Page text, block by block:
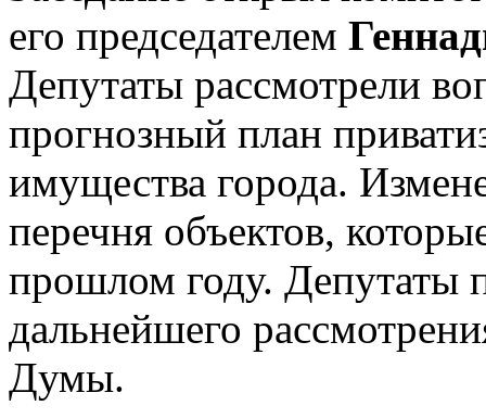
его председателем
Депутаты рассмотрели
прогнозный план
имущества города.
перечня объектов,
прошлом году. Депутаты
дальнейшего
Думы.